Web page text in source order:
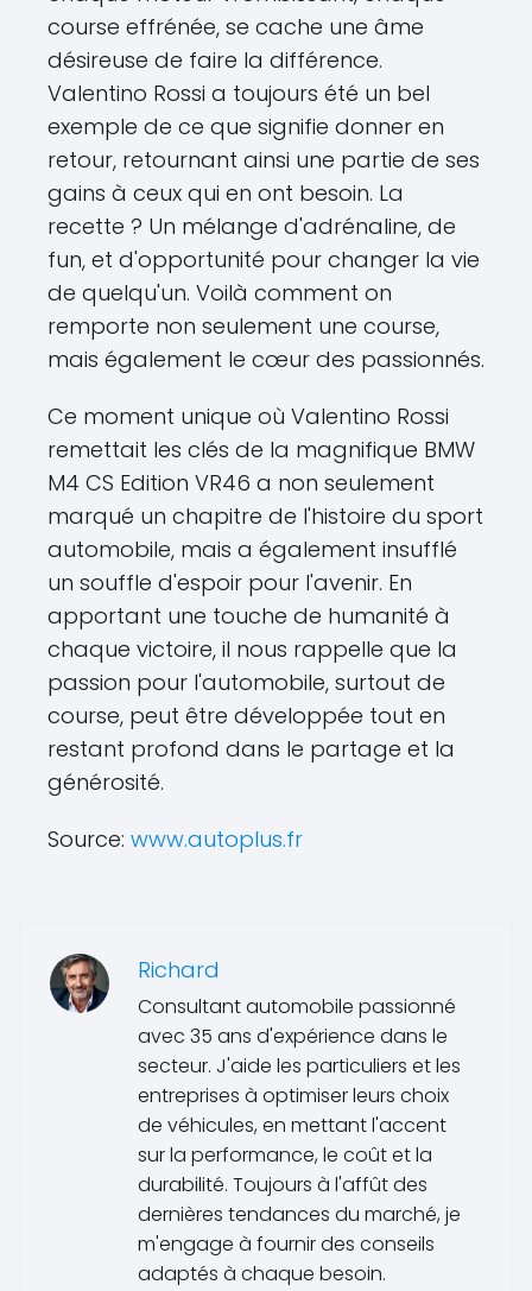
course effrénée, se cache une âme
désireuse de faire la différence.
Valentino Rossi a toujours été un bel
exemple de ce que signifie donner en
retour, retournant ainsi une partie de ses
gains à ceux qui en ont besoin. La
recette ? Un mélange d'adrénaline, de
fun, et d'opportunité pour changer la vie
de quelqu'un. Voilà comment on
remporte non seulement une course,
mais également le cœur des passionnés.
Ce moment unique où Valentino Rossi
remettait les clés de la magnifique BMW
M4 CS Edition VR46 a non seulement
marqué un chapitre de l'histoire du sport
automobile, mais a également insufflé
un souffle d'espoir pour l'avenir. En
apportant une touche de humanité à
chaque victoire, il nous rappelle que la
passion pour l'automobile, surtout de
course, peut être développée tout en
restant profond dans le partage et la
générosité.
Source: www.autoplus.fr
Richard
Consultant automobile passionné
avec 35 ans d'expérience dans le
secteur. J'aide les particuliers et les
entreprises à optimiser leurs choix
de véhicules, en mettant l'accent
sur la performance, le coût et la
durabilité. Toujours à l'affût des
dernières tendances du marché, je
m'engage à fournir des conseils
adaptés à chaque besoin.